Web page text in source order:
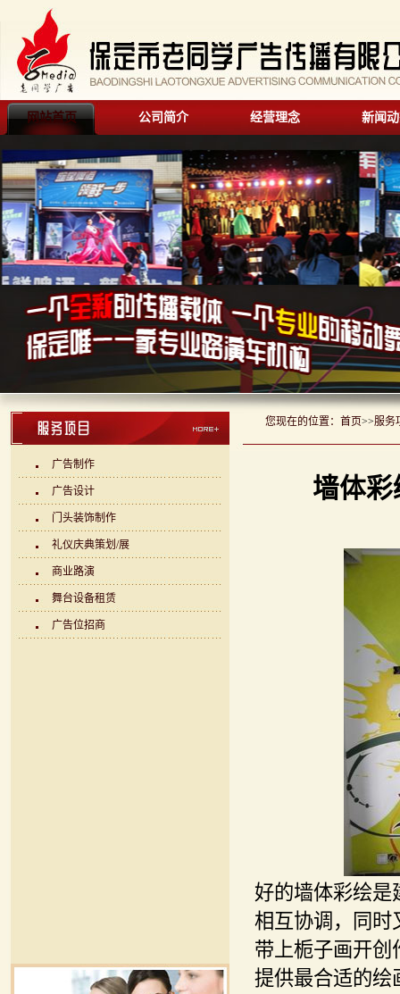
网站首页 公司简介 经营理念 新闻
广告制作
广告设计
门头装饰制作
礼仪庆典策划/展
商业路演
舞台设备租赁
广告位招商
您现在的位置： 首页>>服务
墙体
好的墙体彩绘是
相互协调，同时
带上栀子画开创
提供最合适的绘